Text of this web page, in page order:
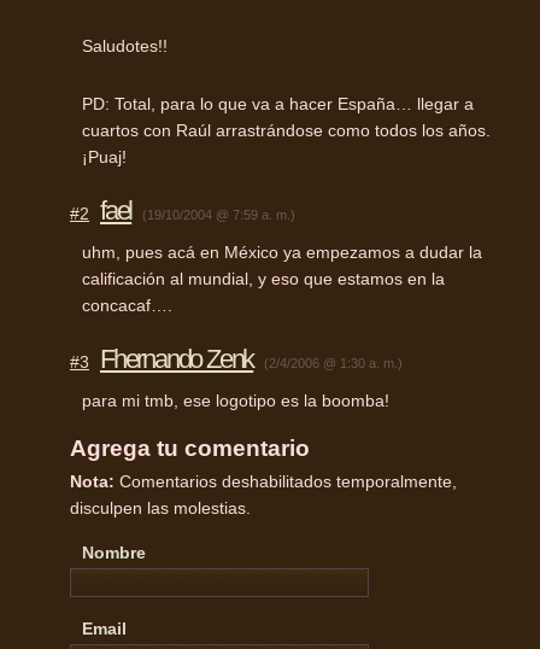
Saludotes!!
PD: Total, para lo que va a hacer España… llegar a
cuartos con Raúl arrastrándose como todos los años.
¡Puaj!
#2 fael (19/10/2004 @ 7:59 a. m.)
uhm, pues acá en México ya empezamos a dudar la
calificación al mundial, y eso que estamos en la
concacaf….
#3 Fhernando Zenk (2/4/2006 @ 1:30 a. m.)
para mi tmb, ese logotipo es la boomba!
Agrega tu comentario
Nota: Comentarios deshabilitados temporalmente,
disculpen las molestias.
Nombre
Email